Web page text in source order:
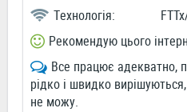
Технологія:
Рекомендую цього
Все працює адекватно,
рідко і швидко
не можу.